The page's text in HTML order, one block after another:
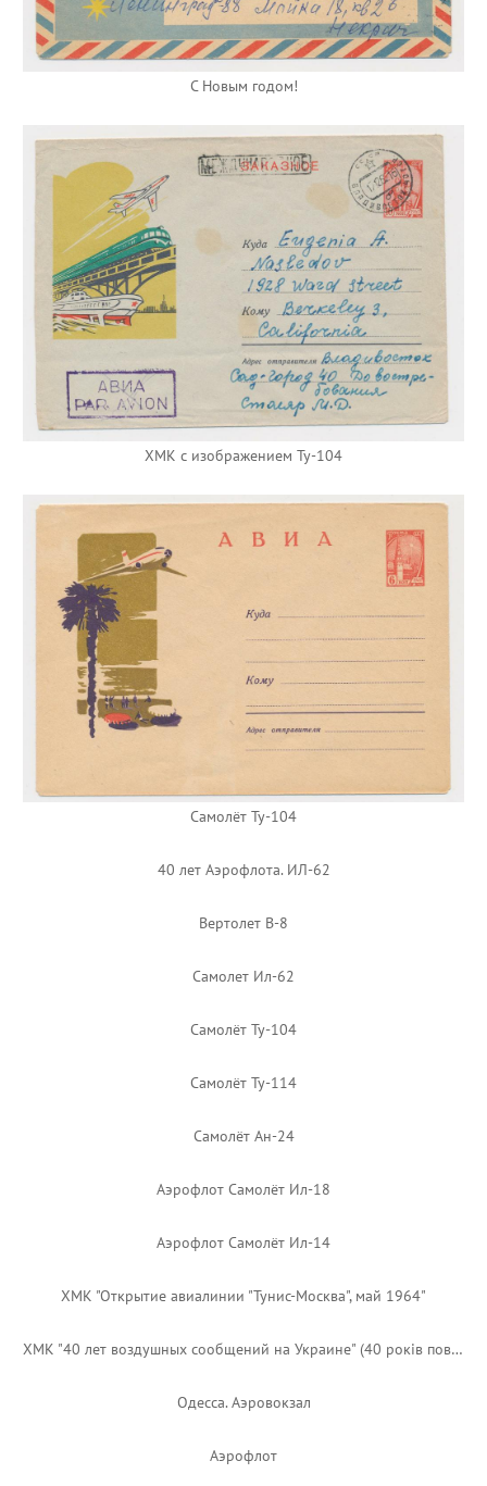
С Новым годом!
ХМК с изображением Ту-104
Самолёт Ту-104
40 лет Аэрофлота. ИЛ-62
Вертолет В-8
Самолет Ил-62
Самолёт Ту-104
Самолёт Ту-114
Самолёт Ан-24
Аэрофлот Самолёт Ил-18
Аэрофлот Самолёт Ил-14
ХМК "Открытие авиалинии "Тунис-Москва", май 1964"
ХМК "40 лет воздушных сообщений на Украине" (40 років повітряних сполучень на Україні)
Одесса. Аэровокзал
Аэрофлот